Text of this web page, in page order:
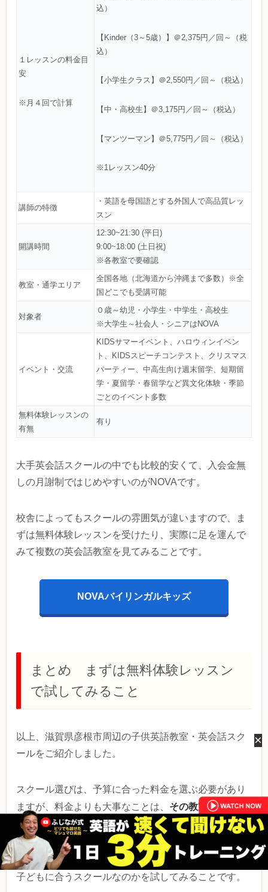
１レッスンの料金目
安
※月４回で計算
込）
【Kinder（3～5歳）】＠2,375円／回～（税
込）
【小学生クラス】＠2,550円／回～（税込）
【中・高校生】＠3,175円／回～（税込）
【マンツーマン】＠5,775円／回～（税込）
※1レッスン40分
講師の特徴
・英語を母国語とする外国人で高品質レッ
スン
開講時間
12:30~21:30 (平日)
9:00~18:00 (土日祝)
※各教室で要確認
教室・通学エリア
全国各地（北海道から沖縄まで多数）※全
国どこでも受講可能
対象者
０歳～幼児・小学生・中学生・高校生
※大学生～社会人・シニアはNOVA
イベント・交流
KIDSサマーイベント、ハロウィンイベン
ト、KIDSスピーチコンテスト、クリスマス
パーティー、中高生向け週末留学、短期留
学・夏留学・春留学など異文化体験・季節
ごとのイベント多数
無料体験レッスンの
有無
有り
大手英会話スクールの中でも比較的安くて、入会金無
しの月謝制ではじめやすいのがNOVAです。
校舎によってもスクールの雰囲気が違いますので、ま
ずは無料体験レッスンを受けたり、実際に足を運んで
みて複数の英会話教室を見てみることです。
NOVAバイリンガルキッズ
まとめ まずは無料体験レッスン
で試してみること
以上、滋賀県彦根市周辺の子供英語教室・英会話スク
ールをご紹介しました。
スクール選びは、予算に合った料金を選ぶ必要があり
ますが、料金よりも大事なことは、 その教室で子ども
の英語力を楽しく上達させられるかどうかです。
そのためにも、実際に無料体験を受けたりしながら、
子どもに合うスクールなのかを試してみることです。
×